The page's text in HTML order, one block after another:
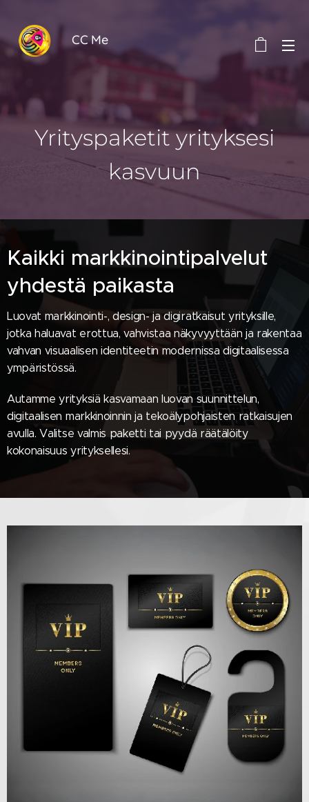
CC Me
Yrityspaketit yrityksesi
kasvuun
Kaikki markkinointipalvelut
yhdestä paikasta
Luovat markkinointi-, design- ja digiratkaisut yrityksille,
jotka haluavat erottua, vahvistaa näkyvyyttään ja rakentaa
vahvan visuaalisen identiteetin modernissa digitaalisessa
ympäristössä.
Autamme yrityksiä kasvamaan luovan suunnittelun,
digitaalisen markkinoinnin ja tekoälypohjaisten ratkaisujen
avulla. Valitse valmis paketti tai pyydä räätälöity
kokonaisuus yrityksellesi.